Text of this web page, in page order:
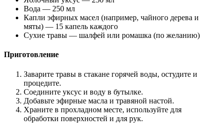
Вода — 250 мл
Капли эфирных масел (например, чайного дерева и
мяты) — 15 капель каждого
Сухие травы — шалфей или ромашка (по желанию)
Приготовление
Заварите травы в стакане горячей воды, остудите и
процедите.
Соедините уксус и воду в бутылке.
Добавьте эфирные масла и травяной настой.
Храните в прохладном месте, используйте для
обработки поверхностей и для рук.